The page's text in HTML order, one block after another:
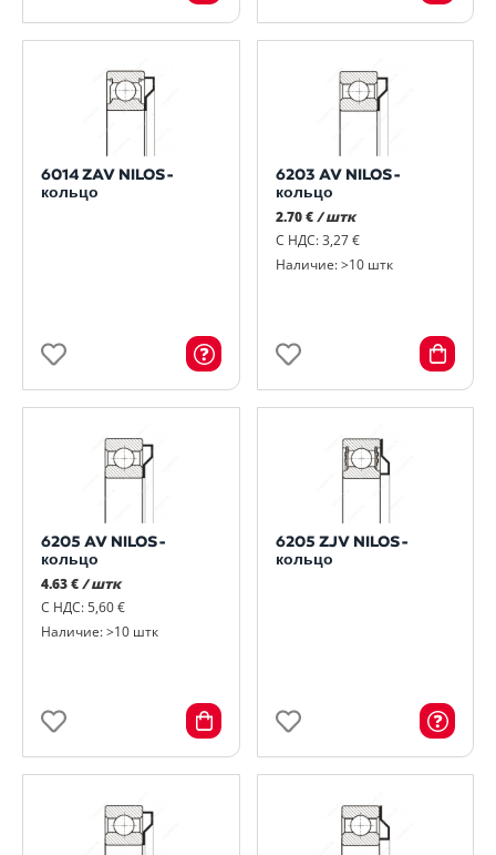
6014 ZAV NILOS-
кольцо
6203 AV NILOS-
кольцо
2.70 € / штк
С НДС: 3,27 €
Наличие: >10 штк
6205 AV NILOS-
кольцо
4.63 €/ штк
С НДС: 5,60 €
Наличие: >10 штк
6205 ZJV NILOS-
кольцо